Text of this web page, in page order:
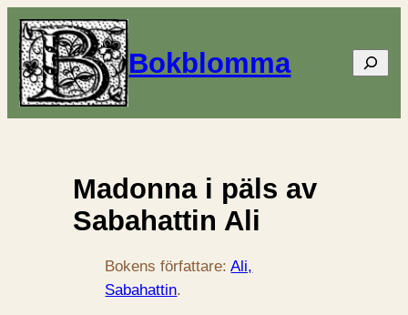
Bokblomma Sök
Madonna i päls av
Sabahattin Ali
Bokens författare:Ali,
Sabahattin.